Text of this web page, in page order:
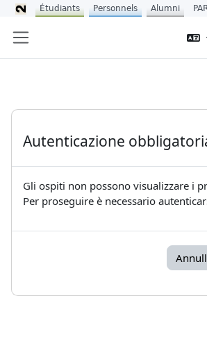
Autenticazione
Gli ospiti non possono visualizzare i
Per proseguire è necessario
Étudiants Personnels Alumni